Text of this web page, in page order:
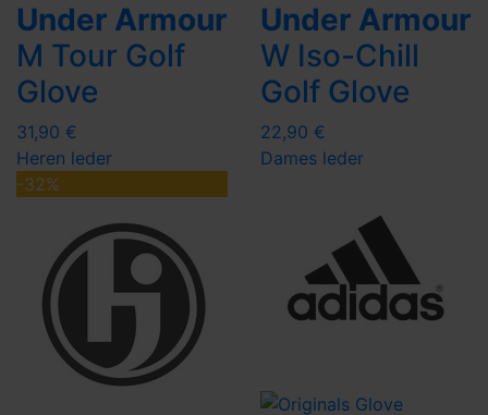
Under Armour
M Tour Golf
Glove
31,90 €
Heren leder
Under Armour
W Iso-Chill
Golf Glove
22,90 €
Dames leder
-32%